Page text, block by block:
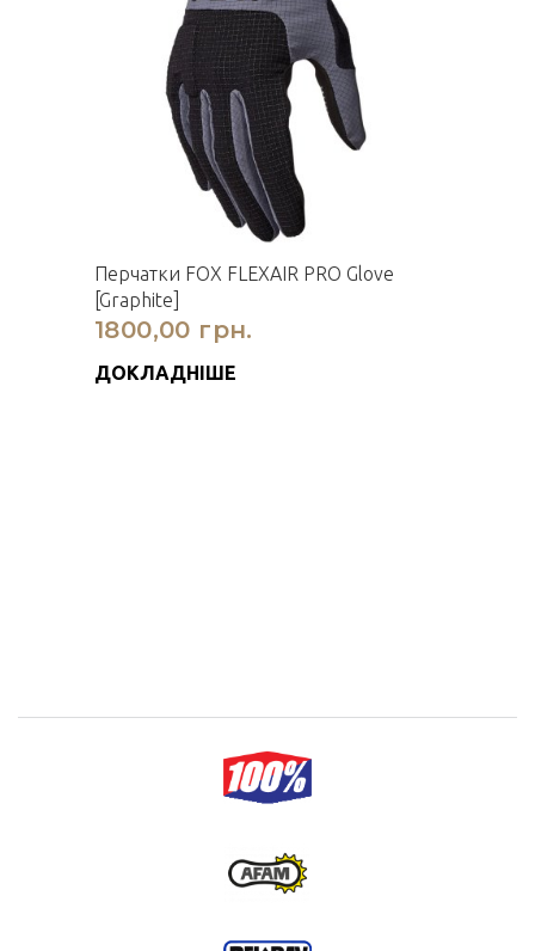
Перчатки FOX FLEXAIR PRO Glove
[Graphite]
1800,00 грн.
ДОКЛАДНІШЕ